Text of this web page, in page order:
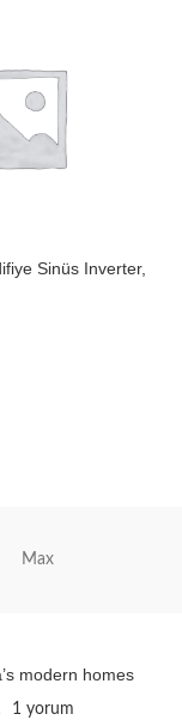
Sinüs Inverter,
Max
modern homes
1 yorum